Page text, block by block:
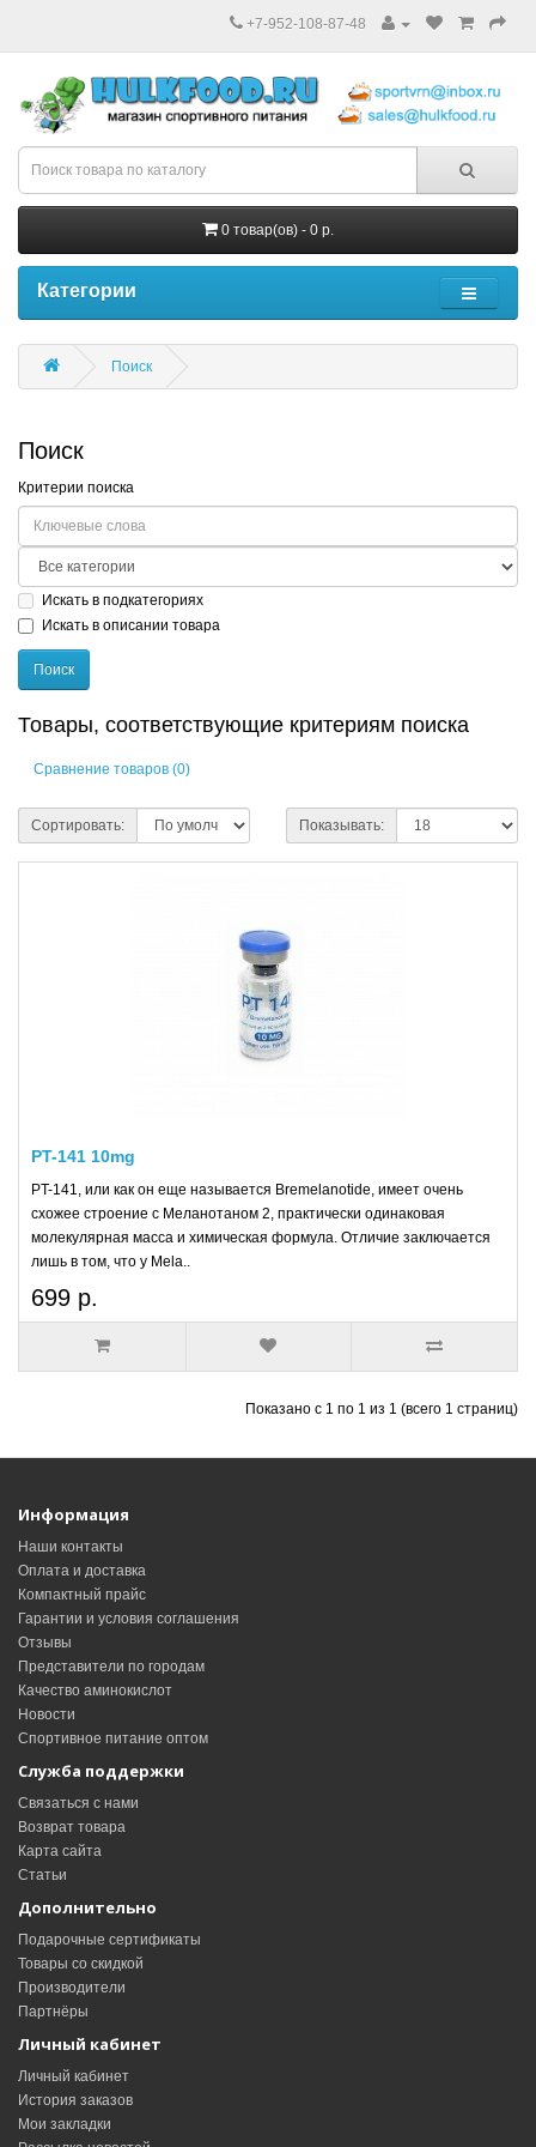
+7-952-108-87-48
0 товар(ов) - 0 р.
Категории
Поиск
Поиск
Критерии поиска
Искать в подкатегориях
Искать в описании товара
Товары, соответствующие критериям поиска
Сравнение товаров (0)
Сортировать: Показывать:
PT-141 10mg
PT-141, или как он еще называется Bremelanotide, имеет очень
схожее строение с Меланотаном 2, практически одинаковая
молекулярная масса и химическая формула. Отличие заключается
лишь в том, что у Mela..
699 р.
Показано с 1 по 1 из 1 (всего 1 страниц)
Информация
Наши контакты
Оплата и доставка
Компактный прайс
Гарантии и условия соглашения
Отзывы
Представители по городам
Качество аминокислот
Новости
Спортивное питание оптом
Служба поддержки
Связаться с нами
Возврат товара
Карта сайта
Статьи
Дополнительно
Подарочные сертификаты
Товары со скидкой
Производители
Партнёры
Личный кабинет
Личный кабинет
История заказов
Мои закладки